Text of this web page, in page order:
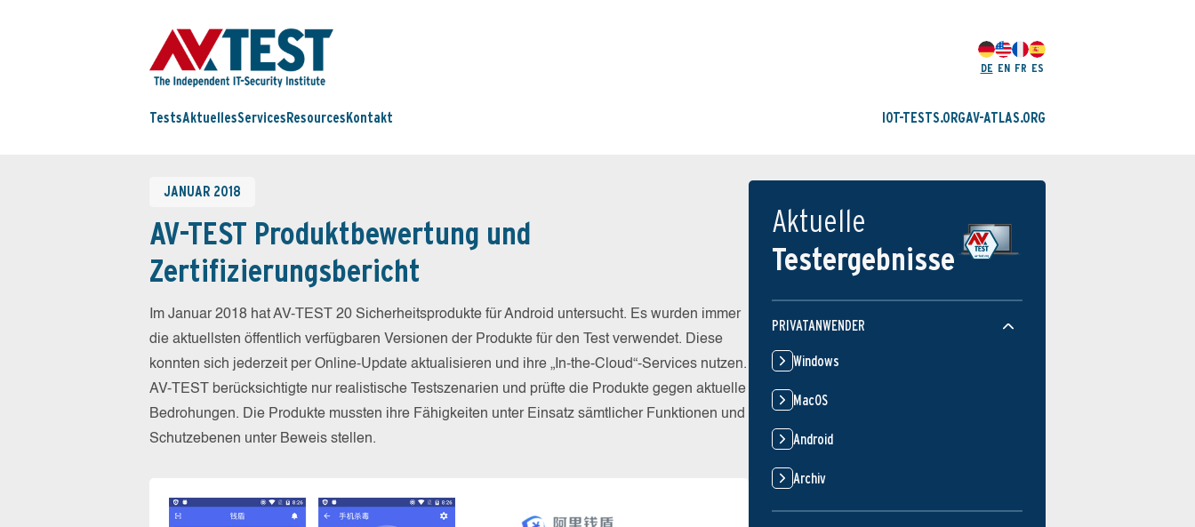
DE EN FR ES
TestsAktuellesServices Resources Kontakt IOT-TESTS.ORGAV-ATLAS.ORG
JANUAR 2018
AV-TEST Produktbewertung und
Zertifizierungsbericht
Im Januar 2018 hat AV-TEST 20 Sicherheitsprodukte für Android untersucht. Es wurden immer
die aktuellsten öffentlich verfügbaren Versionen der Produkte für den Test verwendet. Diese
konnten sich jederzeit per Online-Update aktualisieren und ihre „In-the-Cloud“-Services nutzen.
AV-TEST berücksichtigte nur realistische Testszenarien und prüfte die Produkte gegen aktuelle
Bedrohungen. Die Produkte mussten ihre Fähigkeiten unter Einsatz sämtlicher Funktionen und
Schutzebenen unter Beweis stellen.
Aktuelle
Testergebnisse
PRIVATANWENDER
Windows
MacOS
Android
Archiv